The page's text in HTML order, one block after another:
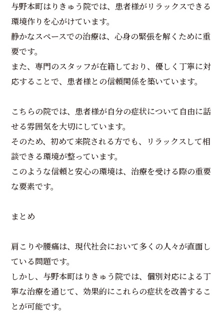
与野本町はりきゅう院では、患者様がリラックスできる
環境作りを心がけています。
静かなスペースでの治療は、心身の緊張を解くために重
要です。
また、専門のスタッフが在籍しており、優しく丁寧に対
応することで、患者様との信頼関係を築いています。
こちらの院では、患者様が自分の症状について自由に話
せる雰囲気を大切にしています。
そのため、初めて来院される方でも、リラックスして相
談できる環境が整っています。
このような信頼と安心の環境は、治療を受ける際の重要
な要素です。
まとめ
肩こりや腰痛は、現代社会において多くの人々が直面し
ている問題です。
しかし、与野本町はりきゅう院では、個別対応による丁
寧な治療を通じて、効果的にこれらの症状を改善するこ
とが可能です。